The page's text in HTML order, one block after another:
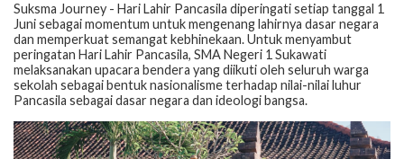
Suksma Journey - Hari Lahir Pancasila diperingati setiap tanggal 1
Juni sebagai momentum untuk mengenang lahirnya dasar negara
dan memperkuat semangat kebhinekaan. Untuk menyambut
peringatan Hari Lahir Pancasila, SMA Negeri 1 Sukawati
melaksanakan upacara bendera yang diikuti oleh seluruh warga
sekolah sebagai bentuk nasionalisme terhadap nilai-nilai luhur
Pancasila sebagai dasar negara dan ideologi bangsa.